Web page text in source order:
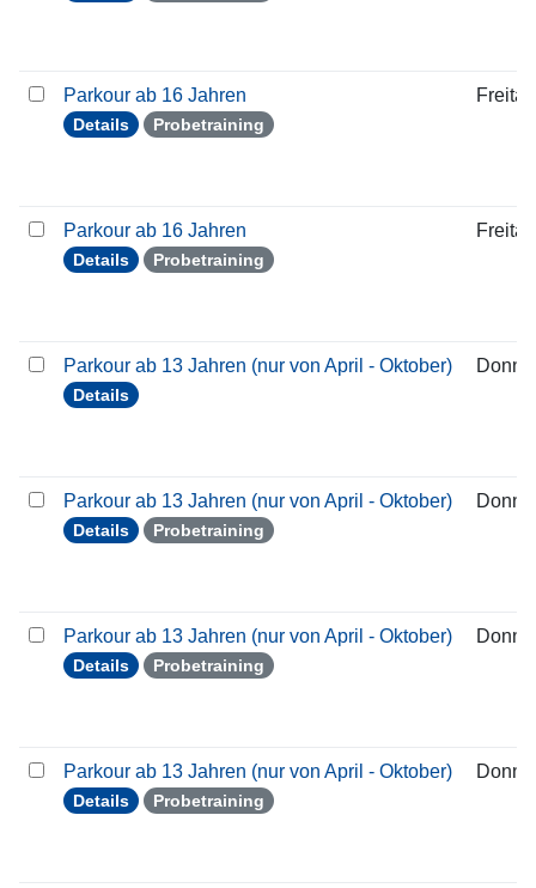
Parkour ab 16 Jahren
Details Probetraining
Freitag
Parkour ab 16 Jahren
Details Probetraining
Freitag
Parkour ab 13 Jahren (nur von April - Oktober)
Details
Parkour ab 13 Jahren (nur von April - Oktober)
Details Probetraining
Parkour ab 13 Jahren (nur von April - Oktober)
Details Probetraining
Parkour ab 13 Jahren (nur von April - Oktober)
Details Probetraining